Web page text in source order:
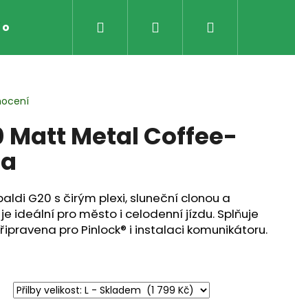
Obchodní Podmínky
Přihlášení
Matt Metal Coffee-
G20 s čirým plexi, sluneční clonou a
ideální pro město i celodenní jízdu. Splňuje
pro Pinlock® i instalaci komunikátoru.
NA MOTO